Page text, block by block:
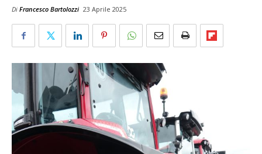
Di Francesco Bartolozzi 23 Aprile 2025